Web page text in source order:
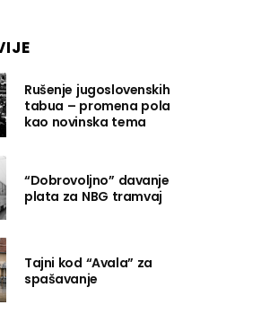
Rušenje jugoslovenskih
tabua – promena pola
kao novinska tema
“Dobrovoljno” davanje
plata za NBG tramvaj
Tajni kod “Avala” za
spašavanje